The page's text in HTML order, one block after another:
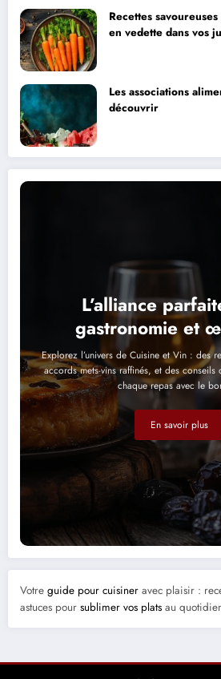
Recettes
en vedette dans vos
Les associations
découvrir
L’alliance
gastronomie et
Explorez l’univers de Cuisine et Vin : des
accords mets-vins raffinés, et des conseils
chaque repas avec le
En savoir plus
Votre guide pour cuisiner avec plaisir :
astuces pour sublimer vos plats au